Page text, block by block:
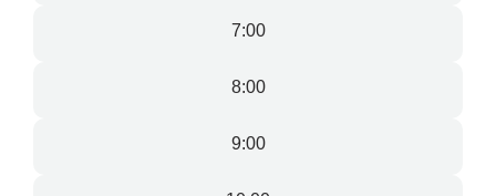
7:00
8:00
9:00